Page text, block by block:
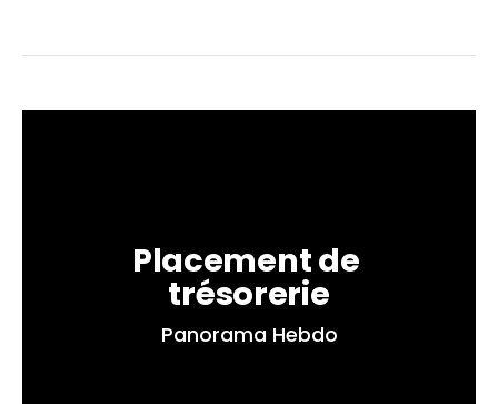
Placement de
trésorerie
Panorama Hebdo